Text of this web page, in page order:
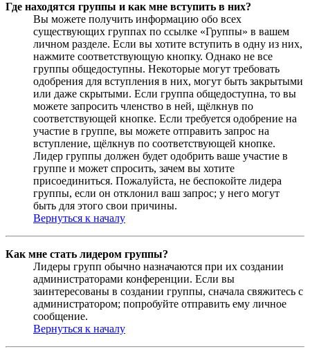
Где находятся группы и как мне вступить в них?
Вы можете получить информацию обо всех
существующих группах по ссылке «Группы» в вашем
личном разделе. Если вы хотите вступить в одну из них,
нажмите соответствующую кнопку. Однако не все
группы общедоступны. Некоторые могут требовать
одобрения для вступления в них, могут быть закрытыми
или даже скрытыми. Если группа общедоступна, то вы
можете запросить членство в ней, щёлкнув по
соответствующей кнопке. Если требуется одобрение на
участие в группе, вы можете отправить запрос на
вступление, щёлкнув по соответствующей кнопке.
Лидер группы должен будет одобрить ваше участие в
группе и может спросить, зачем вы хотите
присоединиться. Пожалуйста, не беспокойте лидера
группы, если он отклонил ваш запрос; у него могут
быть для этого свои причины.
Вернуться к началу
Как мне стать лидером группы?
Лидеры групп обычно назначаются при их создании
администраторами конференции. Если вы
заинтересованы в создании группы, сначала свяжитесь с
администратором; попробуйте отправить ему личное
сообщение.
Вернуться к началу